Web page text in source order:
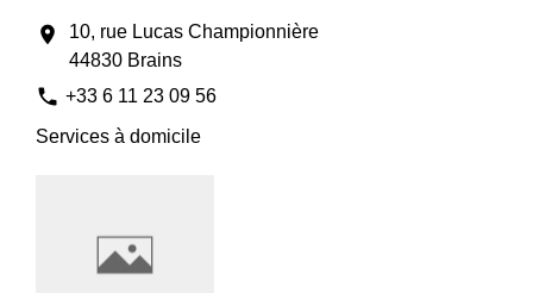
location_on
10, rue Lucas Championnière
44830 Brains
phone +33 6 11 23 09 56
Services à domicile